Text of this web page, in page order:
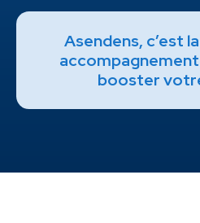
Asendens, c’est
booster